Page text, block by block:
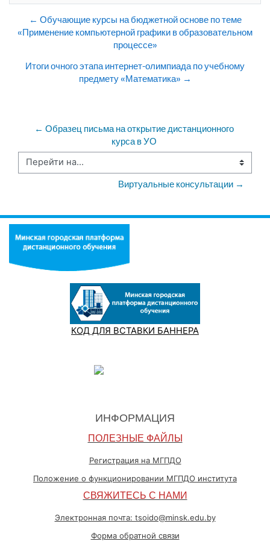
← Обучающие курсы на бюджетной основе по теме
«Применение компьютерной графики в образовательном
процессе»
Итоги очного этапа интернет-олимпиада по учебному
предмету «Математика» →
← Образец письма на открытие дистанционного
курса в УО
Перейти на...
Виртуальные консультации →
КОД ДЛЯ ВСТАВКИ БАННЕРА
ИНФОРМАЦИЯ
ПОЛЕЗНЫЕ ФАЙЛЫ
Регистрация на МГПДО
Положение о функционировании МГПДО института
СВЯЖИТЕСЬ С НАМИ
Электронная почта: tsoido@minsk.edu.by
Форма обратной связи